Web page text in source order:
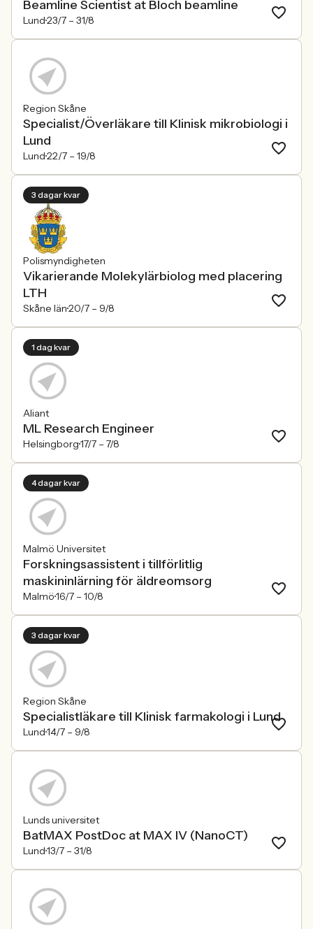
Beamline Scientist at Bloch beamline
Lund23/7 – 31/8
Region Skåne
Specialist/Överläkare till Klinisk mikrobiologi i
Lund
Lund22/7 – 19/8
3 dagar kvar
Polismyndigheten
Vikarierande Molekylärbiolog med placering
LTH
Skåne län20/7 – 9/8
1 dag kvar
Aliant
ML Research Engineer
Helsingborg17/7 – 7/8
4 dagar kvar
Malmö Universitet
Forskningsassistent i tillförlitlig
maskininlärning för äldreomsorg
Malmö16/7 – 10/8
3 dagar kvar
Region Skåne
Specialistläkare till Klinisk farmakologi i Lund
Lund14/7 – 9/8
Lunds universitet
BatMAX PostDoc at MAX IV (NanoCT)
Lund13/7 – 31/8